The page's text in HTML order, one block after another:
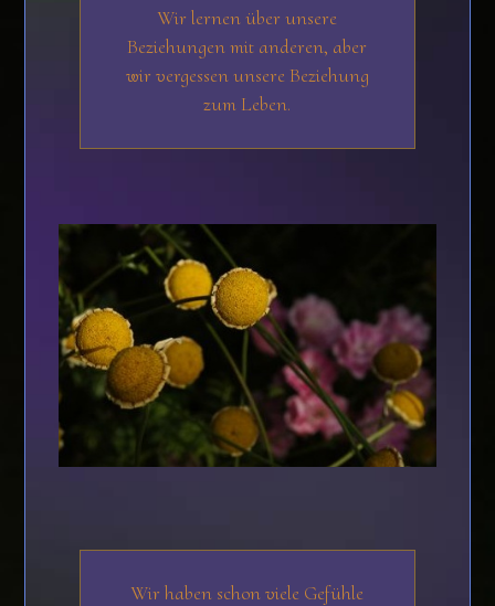
Wir lernen über unsere
Beziehungen mit anderen, aber
wir vergessen unsere Beziehung
zum Leben.
Wir haben schon viele Gefühle